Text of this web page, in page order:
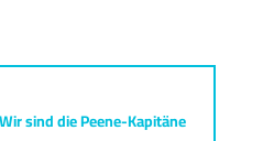
Wir sind die Peene-Kapitäne